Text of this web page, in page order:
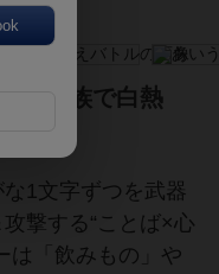
！家族で白熱
な1文字ずつを武器
撃する“ことば×心
は「飲みもの」や